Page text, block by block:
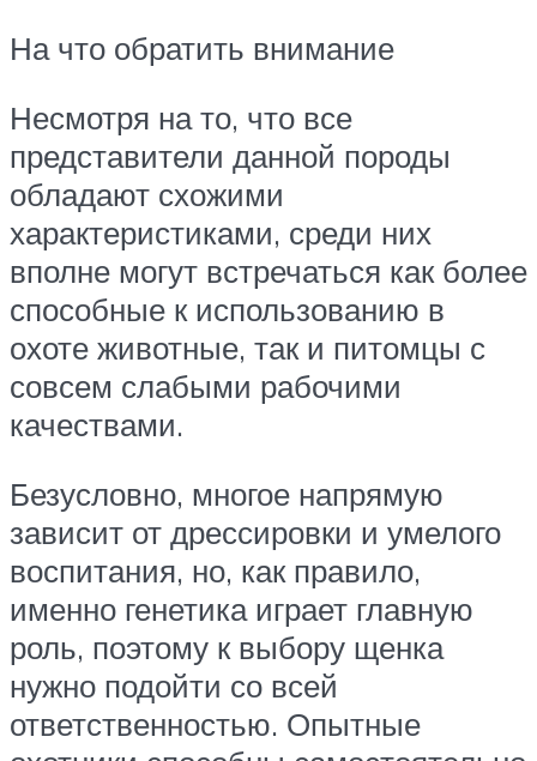
На что обратить внимание
Несмотря на то, что все
представители данной породы
обладают схожими
характеристиками, среди них
вполне могут встречаться как более
способные к использованию в
охоте животные, так и питомцы с
совсем слабыми рабочими
качествами.
Безусловно, многое напрямую
зависит от дрессировки и умелого
воспитания, но, как правило,
именно генетика играет главную
роль, поэтому к выбору щенка
нужно подойти со всей
ответственностью. Опытные